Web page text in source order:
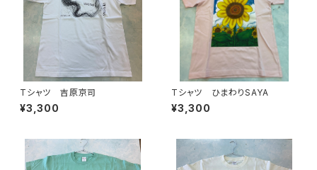
Tシャツ 吉原京司
¥3,300
Tシャツ ひまわりSAYA
¥3,300